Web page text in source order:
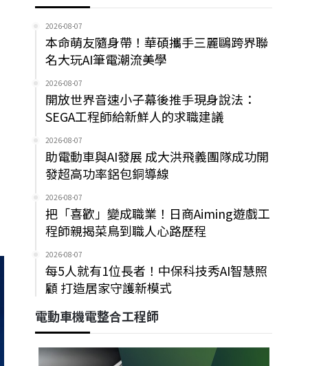
2026-08-07
本命萌友隨身帶！華碩攜手三麗鷗跨界聯
名大玩AI筆電潮流美學
2026-08-07
開放世界音速小子幕後推手現身說法：
SEGA工程師給新鮮人的求職建議
2026-08-07
助電動車與AI發展 成大洪飛義團隊成功開
發超高功率鋁包銅導線
2026-08-07
把「喜歡」變成職業！日商Aiming遊戲工
程師親揭菜鳥到職人心路歷程
2026-08-07
每5人就有1位長者！中保科技秀AI智慧照
顧 打造居家守護新模式
電動車機電整合工程師